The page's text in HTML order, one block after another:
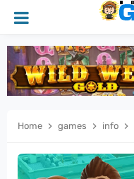
Home games info